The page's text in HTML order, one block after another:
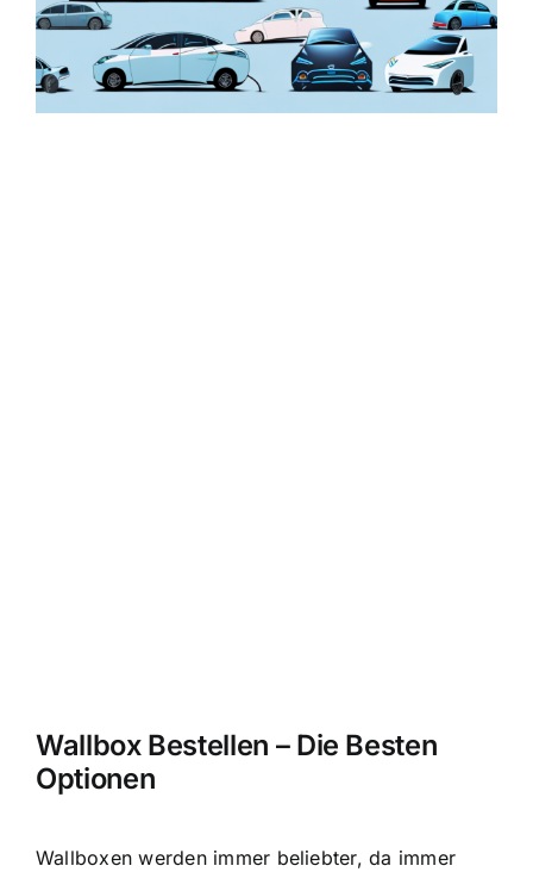
Wallbox Bestellen – Die Besten
Optionen
Wallboxen werden immer beliebter, da immer